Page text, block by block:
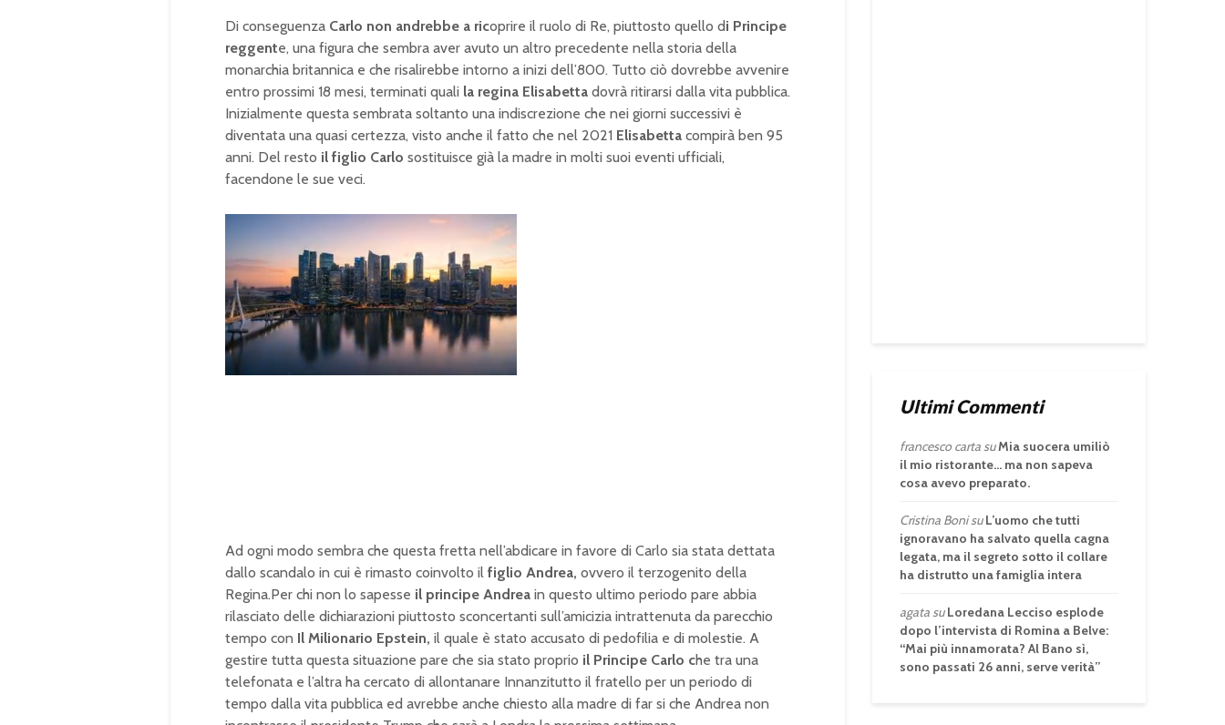
Di conseguenza Carlo non andrebbe a ricoprire il ruolo di Re, piuttosto quello di Principe
reggente, una figura che sembra aver avuto un altro precedente nella storia della
monarchia britannica e che risalirebbe intorno a inizi dell’800. Tutto ciò dovrebbe avvenire
entro prossimi 18 mesi, terminati quali la regina Elisabetta dovrà ritirarsi dalla vita pubblica.
Inizialmente questa sembrata soltanto una indiscrezione che nei giorni successivi è
diventata una quasi certezza, visto anche il fatto che nel 2021 Elisabetta compirà ben 95
anni. Del resto il figlio Carlo sostituisce già la madre in molti suoi eventi ufficiali,
facendone le sue veci.
o
Ad ogni modo sembra che questa fretta nell’abdicare in favore di Carlo sia stata dettata
dallo scandalo in cui è rimasto coinvolto il figlio Andrea, ovvero il terzogenito della
Regina.Per chi non lo sapesse il principe Andrea in questo ultimo periodo pare abbia
rilasciato delle dichiarazioni piuttosto sconcertanti sull’amicizia intrattenuta da parecchio
tempo con Il Milionario Epstein, il quale è stato accusato di pedofilia e di molestie. A
gestire tutta questa situazione pare che sia stato proprio il Principe Carlo che tra una
telefonata e l’altra ha cercato di allontanare Innanzitutto il fratello per un periodo di
tempo dalla vita pubblica ed avrebbe anche chiesto alla madre di far si che Andrea non
Ultimi Commenti
francesco cartasuMia suocera umiliò
il mio ristorante… ma non sapeva
cosa avevo preparato.
Cristina BonisuL’uomo che tutti
ignoravano ha salvato quella cagna
legata, ma il segreto sotto il collare
ha distrutto una famiglia intera
agatasuLoredana Lecciso esplode
dopo l’intervista di Romina a Belve:
“Mai più innamorata? Al Bano sì,
sono passati 26 anni, serve verità”